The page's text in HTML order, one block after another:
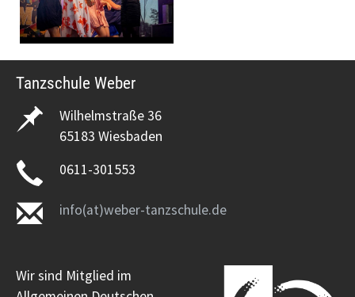
Tanzschule Weber
Wilhelmstraße 36
65183 Wiesbaden
0611-301553
info(at)weber-tanzschule.de
Wir sind Mitglied im